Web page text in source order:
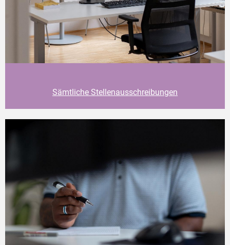
Sämtliche Stellenausschreibungen